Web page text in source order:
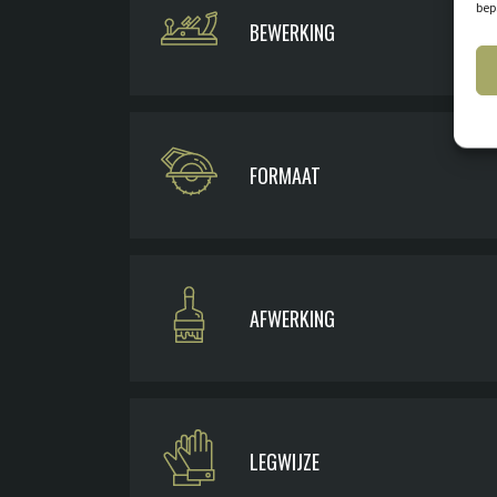
BEWERKING
FORMAAT
AFWERKING
LEGWIJZE